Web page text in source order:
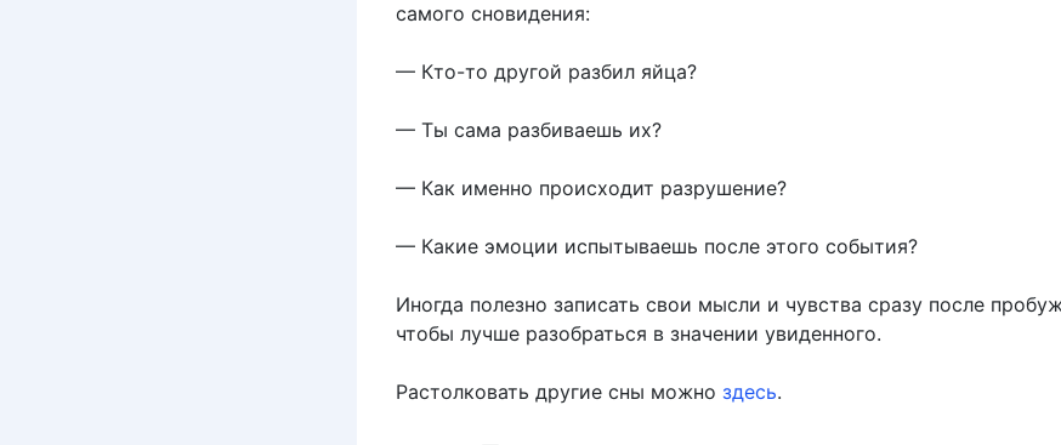
самого сновидения:
— Кто-то другой разбил яйца?
— Ты сама разбиваешь их?
— Как именно происходит разрушение?
— Какие эмоции испытываешь после этого события?
Иногда полезно записать свои мысли и чувства сразу после
чтобы лучше разобраться в значении увиденного.
Растолковать другие сны можно здесь.